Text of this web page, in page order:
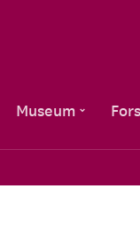
Museum